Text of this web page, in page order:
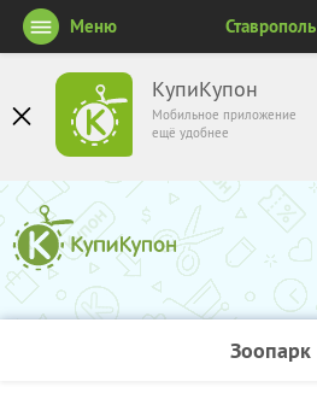
КупиКупон
Мобильное приложение
ещё удобнее
Меню Ставрополь
Зоопарк